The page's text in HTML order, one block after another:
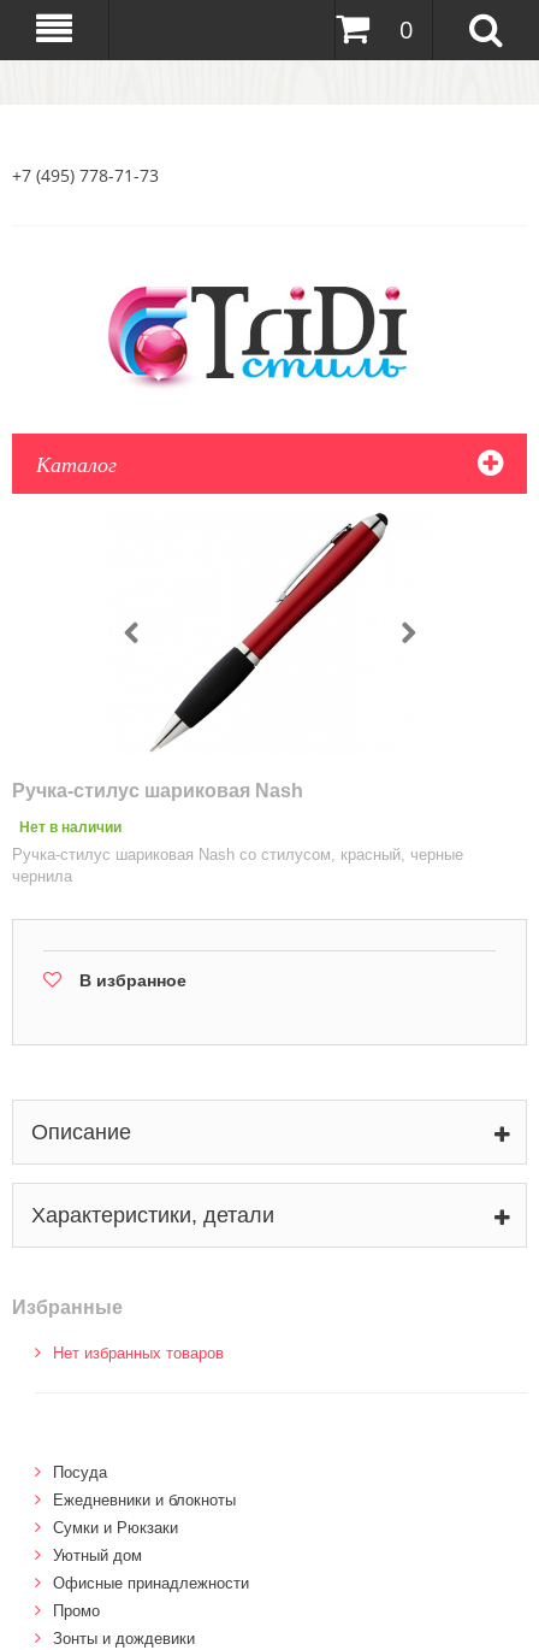
0
+7 (495) 778-71-73
Каталог
Ручка-стилус шариковая Nash
Нет в наличии
Ручка-стилус шариковая Nash со стилусом, красный, черные
чернила
В избранное
Описание
Характеристики, детали
Избранные
Нет избранных товаров
Посуда
Ежедневники и блокноты
Сумки и Рюкзаки
Уютный дом
Офисные принадлежности
Промо
Зонты и дождевики